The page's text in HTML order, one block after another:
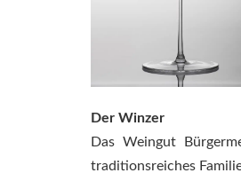
Der Winzer
Das Weingut
traditionsreiches